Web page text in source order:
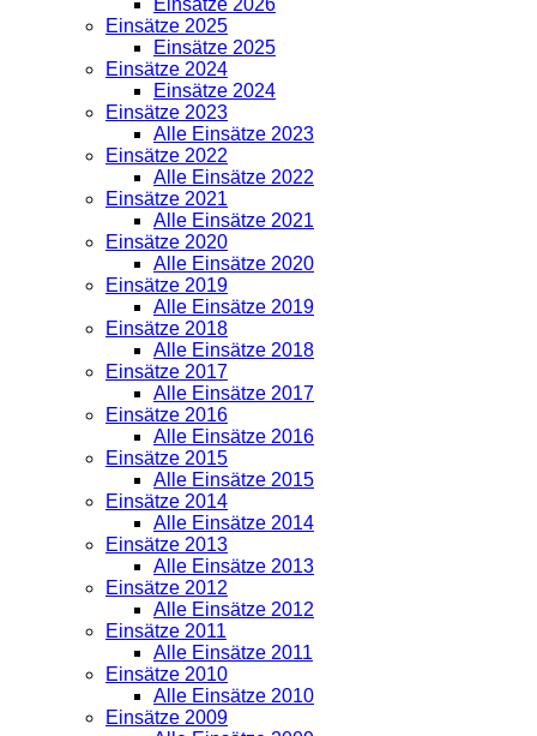
Einsätze 2026
Einsätze 2025
Einsätze 2025
Einsätze 2024
Einsätze 2024
Einsätze 2023
Alle Einsätze 2023
Einsätze 2022
Alle Einsätze 2022
Einsätze 2021
Alle Einsätze 2021
Einsätze 2020
Alle Einsätze 2020
Einsätze 2019
Alle Einsätze 2019
Einsätze 2018
Alle Einsätze 2018
Einsätze 2017
Alle Einsätze 2017
Einsätze 2016
Alle Einsätze 2016
Einsätze 2015
Alle Einsätze 2015
Einsätze 2014
Alle Einsätze 2014
Einsätze 2013
Alle Einsätze 2013
Einsätze 2012
Alle Einsätze 2012
Einsätze 2011
Alle Einsätze 2011
Einsätze 2010
Alle Einsätze 2010
Einsätze 2009